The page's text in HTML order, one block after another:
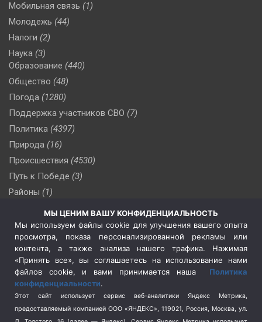
Мобильная связь (1)
Молодежь (44)
Налоги (2)
Наука (3)
Образование (440)
Общество (48)
Погода (1280)
Поддержка участников СВО (7)
Политика (4397)
Природа (16)
Происшествия (4530)
Путь к Победе (3)
Районы (1)
(510)
Сельское хозяйство (3)
Социальная политика
(3)
Спецоперация в Украине
Спецоперация на Украине
(404)
Спорт (740)
Терроризм (1)
МЫ ЦЕНИМ ВАШУ КОНФИДЕНЦИАЛЬНОСТЬ
Мы используем файлы cookie для улучшения вашего опыта
просмотра, показа персонализированной рекламы или
контента, а также анализа нашего трафика. Нажимая
«Принять все», вы соглашаетесь на использование нами
файлов cookie, и вами принимается наша Политика
конфиденциальности.
Этот сайт использует сервис веб-аналитики Яндекс Метрика,
предоставляемый компанией ООО «ЯНДЕКС», 119021, Россия, Москва, ул.